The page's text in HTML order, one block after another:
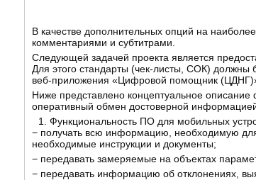
В качестве дополнительных опций на
комментариями и субтитрами.
Следующей задачей проекта является
Для этого стандарты (чек-листы, СОК) должны
веб-приложения «Цифровой помощник
Ниже представлено концептуальное
оперативный обмен достоверной
Функциональность ПО для мобильных
− получать всю информацию, необходимую
необходимые инструкции и документы;
− передавать замеряемые на объектах
− передавать информацию об отклонениях,